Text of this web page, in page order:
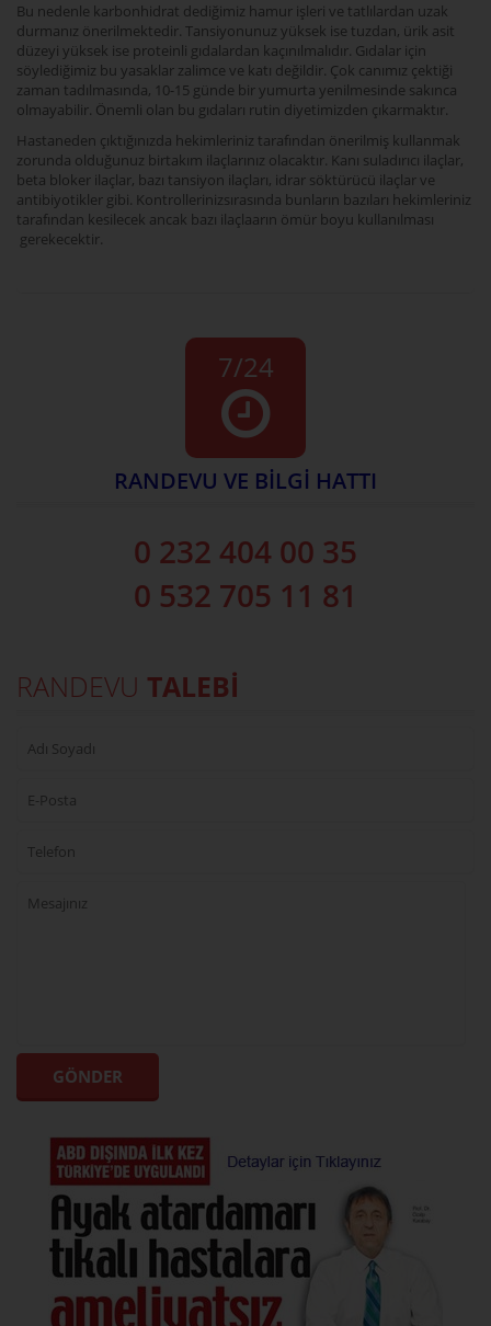
Bu nedenle karbonhidrat dediğimiz hamur işleri ve tatlılardan uzak
durmanız önerilmektedir. Tansiyonunuz yüksek ise tuzdan, ürik asit
düzeyi yüksek ise proteinli gıdalardan kaçınılmalıdır. Gıdalar için
söylediğimiz bu yasaklar zalimce ve katı değildir. Çok canımız çektiği
zaman tadılmasında, 10-15 günde bir yumurta yenilmesinde sakınca
olmayabilir. Önemli olan bu gıdaları rutin diyetimizden çıkarmaktır.
Hastaneden çıktığınızda hekimleriniz tarafından önerilmiş kullanmak
zorunda olduğunuz birtakım ilaçlarınız olacaktır. Kanı suladırıcı ilaçlar,
beta bloker ilaçlar, bazı tansiyon ilaçları, idrar söktürücü ilaçlar ve
antibiyotikler gibi. Kontrollerinizsırasında bunların bazıları hekimleriniz
tarafından kesilecek ancak bazı ilaçlaarın ömür boyu kullanılması
gerekecektir.
7/24
RANDEVU VE BİLGİ HATTI
0 232 404 00 35
0 532 705 11 81
RANDEVU TALEBİ